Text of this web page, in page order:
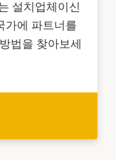
설치업체이신
가에 파트너를
법을 찾아보세